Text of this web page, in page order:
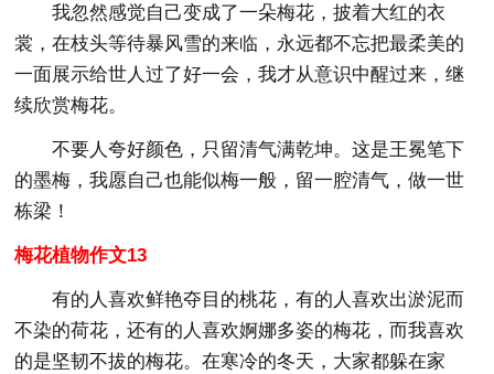
我忽然感觉自己变成了一朵梅花，披着大红的衣
裳，在枝头等待暴风雪的来临，永远都不忘把最柔美的
一面展示给世人过了好一会，我才从意识中醒过来，继
续欣赏梅花。
不要人夸好颜色，只留清气满乾坤。这是王冕笔下
的墨梅，我愿自己也能似梅一般，留一腔清气，做一世
栋梁！
梅花植物作文13
有的人喜欢鲜艳夺目的桃花，有的人喜欢出淤泥而
不染的荷花，还有的人喜欢婀娜多姿的梅花，而我喜欢
的是坚韧不拔的梅花。在寒冷的冬天，大家都躲在家